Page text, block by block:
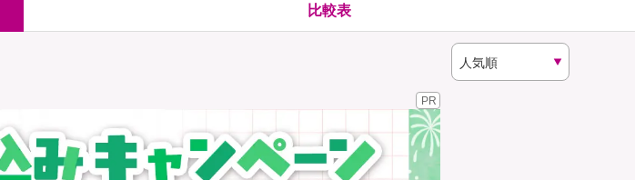
還元型保険
比較表
PR